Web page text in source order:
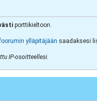
porttikieltoon.
ylläpitäjään saadaksesi
IP-osoitteellesi.